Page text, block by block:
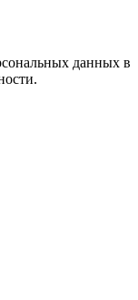
данных в